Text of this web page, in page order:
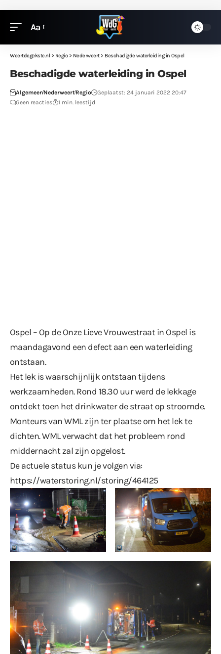
Aa
Weertdegekste.nl> Regio> Nederweert> Beschadigde waterleiding in Ospel
Beschadigde waterleiding in Ospel
AlgemeenNederweertRegio
Geplaatst: 24 januari 2022 20:47
Geen reacties
1 min. leestijd
Ospel – Op de Onze Lieve Vrouwestraat in Ospel is
maandagavond een defect aan een waterleiding
ontstaan.
Het lek is waarschijnlijk ontstaan tijdens
werkzaamheden. Rond 18.30 uur werd de lekkage
ontdekt toen het drinkwater de straat op stroomde.
Monteurs van WML zijn ter plaatse om het lek te
dichten. WML verwacht dat het probleem rond
middernacht zal zijn opgelost.
De actuele status kun je volgen via:
https://waterstoring.nl/storing/464125